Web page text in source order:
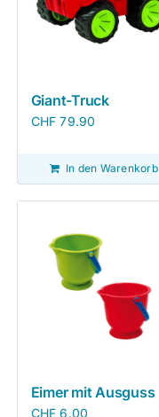
Giant-Truck
CHF 79.90
In den Warenkorb
Eimer mit Ausguss
CHF 6.00